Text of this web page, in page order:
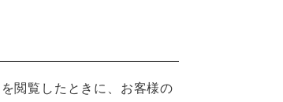
閲覧したときに、お客様の